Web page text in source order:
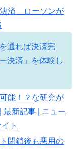
決済 ローソンが
通れば決済完
決済」を体験し
能！？な研究が
最新記事 | ニュー
ト
閉鎖後も悪用の